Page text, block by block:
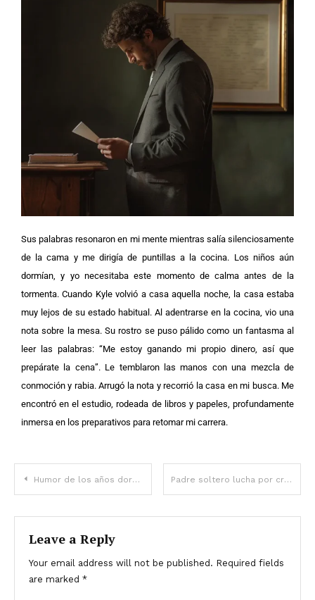
Sus palabras resonaron en mi mente mientras salía silenciosamente
de la cama y me dirigía de puntillas a la cocina. Los niños aún
dormían, y yo necesitaba este momento de calma antes de la
tormenta. Cuando Kyle volvió a casa aquella noche, la casa estaba
muy lejos de su estado habitual. Al adentrarse en la cocina, vio una
nota sobre la mesa. Su rostro se puso pálido como un fantasma al
leer las palabras: “Me estoy ganando mi propio dinero, así que
prepárate la cena”. Le temblaron las manos con una mezcla de
conmoción y rabia. Arrugó la nota y recorrió la casa en mi busca. Me
encontró en el estudio, rodeada de libros y papeles, profundamente
inmersa en los preparativos para retomar mi carrera.
Humor de los años dorados: 7 chistes sobre abuelas y abuelos Padre soltero lucha por criar a sus trillizos, un día descubre que no son suyos – Historia del día
Leave a Reply
Your email address will not be published. Required fields
are marked *